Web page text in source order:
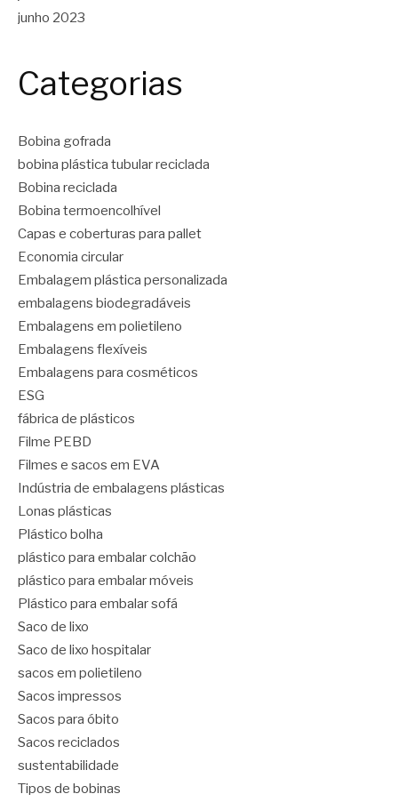
junho 2023
Categorias
Bobina gofrada
bobina plástica tubular reciclada
Bobina reciclada
Bobina termoencolhível
Capas e coberturas para pallet
Economia circular
Embalagem plástica personalizada
embalagens biodegradáveis
Embalagens em polietileno
Embalagens flexíveis
Embalagens para cosméticos
ESG
fábrica de plásticos
Filme PEBD
Filmes e sacos em EVA
Indústria de embalagens plásticas
Lonas plásticas
Plástico bolha
plástico para embalar colchão
plástico para embalar móveis
Plástico para embalar sofá
Saco de lixo
Saco de lixo hospitalar
sacos em polietileno
Sacos impressos
Sacos para óbito
Sacos reciclados
sustentabilidade
Tipos de bobinas